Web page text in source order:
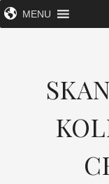
MENU